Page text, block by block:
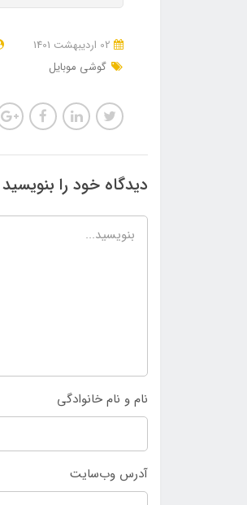
گوشی موبایل
دیدگاه خود را بنویسید
نام و نام خانوادگی
آدرس وب‌سایت